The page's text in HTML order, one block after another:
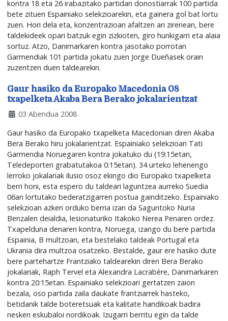
kontra 18 eta 26 irabazitako partidan donostiarrak 100 partida
bete zituen Espainiako selekzioarekin, eta gainera gol bat lortu
zuen. Hori dela eta, konzentrazioan afaltzen ari zirenean, bere
taldekideek opari batzuk egin zizkioten, giro hunkigarri eta alaia
sortuz. Atzo, Danimarkaren kontra jasotako porrotan
Garmendiak 101 partida jokatu zuen Jorge Dueñasek orain
zuzentzen duen taldearekin.
Gaur hasiko da Europako Macedonia 08
txapelketa Akaba Bera Berako jokalarientzat
03 Abendua 2008
Gaur hasiko da Europako txapelketa Macedonian diren Akaba
Bera Berako hiru jokalarientzat. Espainiako selekzioan Tati
Garmendia Noruegaren kontra jokatuko du (19:15etan,
Teledeporten grabatutakoa 0:15etan). 34 urteko lehenengo
lerroko jokalariak ilusio osoz ekingo dio Europako txapelketa
berri honi, esta espero du taldeari laguntzea aurreko Suedia
06an lortutako bederatzigarren postua gainditzeko. Espainiako
selekzioan azken orduko berria izan da Saguntoko Nuria
Benzalen deialdia, lesionaturiko Itakoko Nerea Penaren ordez.
Txapelduna denaren kontra, Noruega, izango du bere partida
Espainia, B multzoan, eta bestelako taldeak Portugal eta
Ukrania dira multzoa osatzeko. Bestalde, gaur ere hasiko dute
bere partehartze Frantziako taldearekin diren Bera Berako
jokalariak, Raph Tervel eta Alexandra Lacrabère, Danimarkaren
kontra 20:15etan. Espainiako selekzioari gertatzen zaion
bezala, oso partida zaila daukate frantziarrek hasteko,
betidanik talde boteretsuak eta kalitate handikoak badira
nesken eskubaloi nordikoak. Izugarri berritu egin da talde